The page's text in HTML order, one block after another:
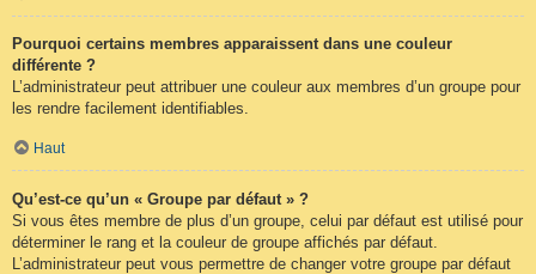
Pourquoi certains membres apparaissent dans une couleur
différente ?
L’administrateur peut attribuer une couleur aux membres d’un groupe pour
les rendre facilement identifiables.
Haut
Qu’est-ce qu’un « Groupe par défaut » ?
Si vous êtes membre de plus d’un groupe, celui par défaut est utilisé pour
déterminer le rang et la couleur de groupe affichés par défaut.
L’administrateur peut vous permettre de changer votre groupe par défaut